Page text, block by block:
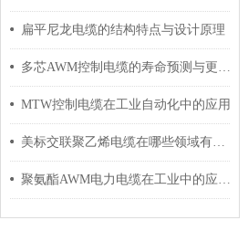
扁平尼龙电缆的结构特点与设计原理
多芯AWM控制电缆的寿命预测与更换周期
MTW控制电缆在工业自动化中的应用
美标交联聚乙烯电缆在哪些领域有广泛应用？
聚氨酯AWM电力电缆在工业中的应用与影响